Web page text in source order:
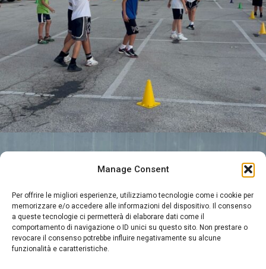
Manage Consent
Per offrire le migliori esperienze, utilizziamo tecnologie come i cookie per
memorizzare e/o accedere alle informazioni del dispositivo. Il consenso
a queste tecnologie ci permetterà di elaborare dati come il
comportamento di navigazione o ID unici su questo sito. Non prestare o
revocare il consenso potrebbe influire negativamente su alcune
funzionalità e caratteristiche.